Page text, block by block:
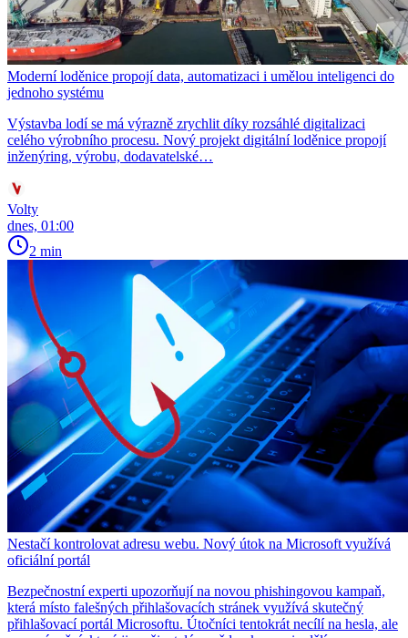
Moderní loděnice propojí data, automatizaci i umělou inteligenci do
jednoho systému
Výstavba lodí se má výrazně zrychlit díky rozsáhlé digitalizaci
celého výrobního procesu. Nový projekt digitální loděnice propojí
inženýring, výrobu, dodavatelské…
Volty
dnes, 01:00
2 min
Nestačí kontrolovat adresu webu. Nový útok na Microsoft využívá
oficiální portál
Bezpečnostní experti upozorňují na novou phishingovou kampaň,
která místo falešných přihlašovacích stránek využívá skutečný
přihlašovací portál Microsoftu. Útočníci tentokrát necílí na hesla, ale